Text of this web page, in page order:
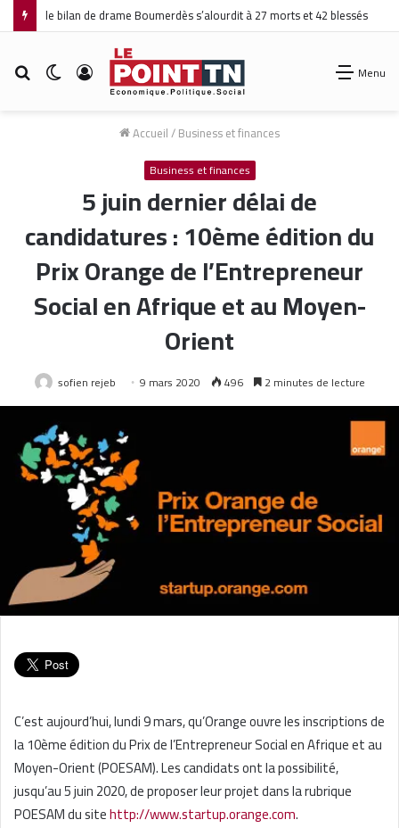
le bilan de drame Boumerdès s’alourdit à 27 morts et 42 blessés
Rechercher
Switch Connexion Menu
Accueil/Business et finances
Business et finances
5 juin dernier délai de
candidatures : 10ème édition du
Prix Orange de l’Entrepreneur
Social en Afrique et au Moyen-
Orient
sofien rejeb 9 mars 2020 496 2 minutes de lecture
C’est aujourd’hui, lundi 9 mars, qu’Orange ouvre les inscriptions de
la 10ème édition du Prix de l’Entrepreneur Social en Afrique et au
Moyen-Orient (POESAM). Les candidats ont la possibilité,
jusqu’au 5 juin 2020, de proposer leur projet dans la rubrique
POESAM du sitehttp://www.startup.orange.com.